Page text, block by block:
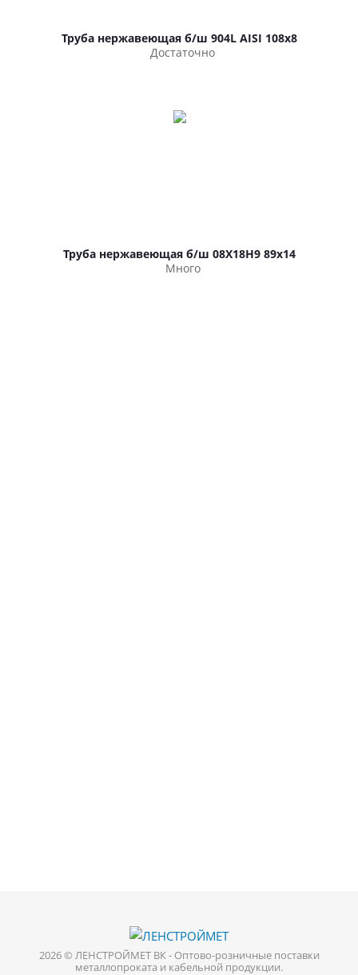
Труба нержавеющая б/ш 904L AISI 108х8
Достаточно
Труба нержавеющая б/ш 08Х18Н9 89х14
Много
2026 © ЛЕНСТРОЙМЕТ ВК - Оптово-розничные поставки
металлопроката и кабельной продукции.